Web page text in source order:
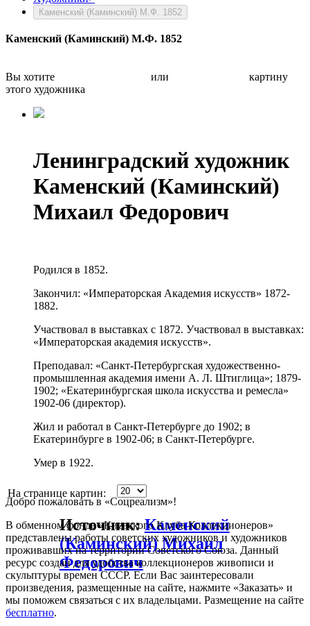
Каменский (Каминский) М.Ф. 1852
Каменский (Каминский) М.Ф. 1852
Вы хотите или
картину
этого художника
Ленинградский художник
Каменский (Каминский)
Михаил Федорович
Родился в 1852.
Закончил: «Императорская Академия искусств» 1872-
1882.
Участвовал в выставках с 1872. Участвовал в выставках:
«Императорская академия искусств».
Преподавал: «Санкт-Петербургская художественно-
промышленная академия имени А. Л. Штиглица»; 1879-
1902; «Екатеринбургская школа искусства и ремесла»
1902-06 (директор).
Жил и работал в Санкт-Петербурге до 1902; в
Екатеринбурге в 1902-06; в Санкт-Петербурге.
Умер в 1922.
На странице картин:
Источник:Каменский
(Каминский) Михаил
Федорович
Добро пожаловать в «Соцреализм»!
В обменном фонде «Киевского Клуба Коллекционеров»
представлены работы советских художников и художников
проживавших на территории Советского Союза. Данный
ресурс создан для удобства коллекционеров живописи и
скульптуры времен СССР. Если Вас заинтересовали
произведения, размещенные на сайте, нажмите «Заказать» и
мы поможем связаться с их владельцами. Размещение на сайте
бесплатно.